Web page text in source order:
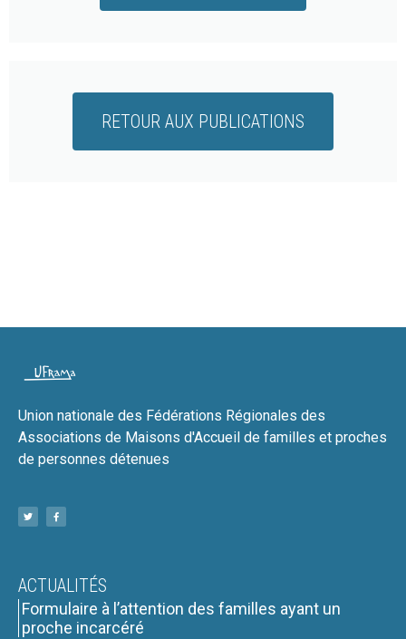
RETOUR AUX PUBLICATIONS
Union nationale des Fédérations Régionales des
Associations de Maisons d'Accueil de familles et proches
de personnes détenues
ACTUALITÉS
Formulaire à l’attention des familles ayant un
proche incarcéré